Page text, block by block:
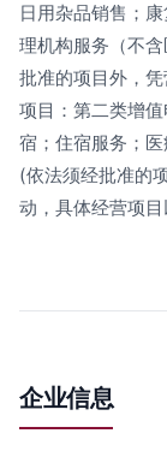
日用杂品销售；
理机构服务（不
批准的项目外，
项目：第二类增
宿；住宿服务；
(依法须经批准的
动，具体经营项目
企业信息